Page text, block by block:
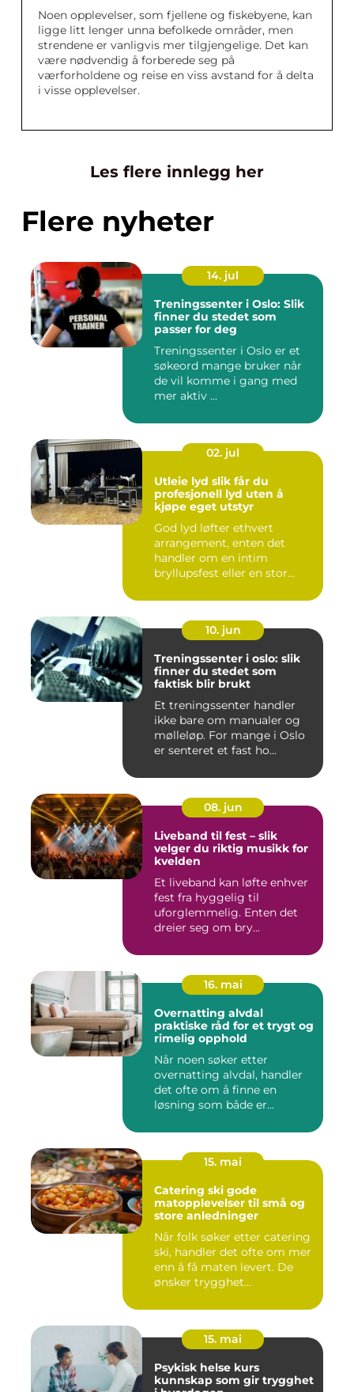
Noen opplevelser, som fjellene og fiskebyene, kan
ligge litt lenger unna befolkede områder, men
strendene er vanligvis mer tilgjengelige. Det kan
være nødvendig å forberede seg på
værforholdene og reise en viss avstand for å delta
i visse opplevelser.
Les flere innlegg her
Flere nyheter
14. jul
Treningssenter i Oslo: Slik
finner du stedet som
passer for deg
Treningssenter i Oslo er et
søkeord mange bruker når
de vil komme i gang med
mer aktiv ...
02. jul
Utleie lyd slik får du
profesjonell lyd uten å
kjøpe eget utstyr
God lyd løfter ethvert
arrangement, enten det
handler om en intim
bryllupsfest eller en stor
10. jun
Treningssenter i oslo: slik
finner du stedet som
faktisk blir brukt
Et treningssenter handler
ikke bare om manualer og
mølleløp. For mange i Oslo
er senteret et fast ho...
08. jun
Liveband til fest – slik
velger du riktig musikk for
kvelden
Et liveband kan løfte enhver
fest fra hyggelig til
uforglemmelig. Enten det
dreier seg om bry...
16. mai
Overnatting alvdal
praktiske råd for et trygt og
rimelig opphold
Når noen søker etter
overnatting alvdal, handler
det ofte om å finne en
løsning som både er
15. mai
Catering ski gode
matopplevelser til små og
store anledninger
Når folk søker etter catering
ski, handler det ofte om mer
enn å få maten levert. De
ønsker trygghet...
15. mai
Psykisk helse kurs
kunnskap som gir trygghet